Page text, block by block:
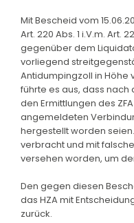
Mit Bescheid vom
Art. 220 Abs. 1 i.V.m. Art.
gegenüber dem
vorliegend
Antidumpingzoll in Höhe
führte es aus, dass nach
den Ermittlungen des
angemeldeten
hergestellt worden
verbracht und mit
versehen worden, um
Den gegen diesen
das HZA mit
zurück.